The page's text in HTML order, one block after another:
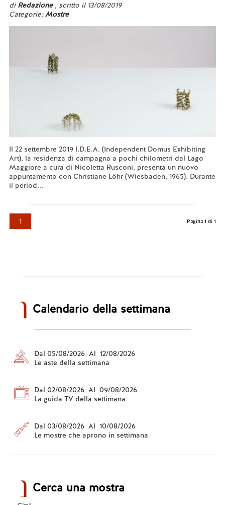
di Redazione , scritto il 13/08/2019
Categorie:Mostre
Il 22 settembre 2019 I.D.E.A. (Independent Domus Exhibiting
Art), la residenza di campagna a pochi chilometri dal Lago
Maggiore a cura di Nicoletta Rusconi, presenta un nuovo
appuntamento con Christiane Löhr (Wiesbaden, 1965). Durante
il period...
1 Pagina 1 di 1
Calendario della settimana
Dal 05/08/2026 Al 12/08/2026
Le aste della settimana
Dal 02/08/2026 Al 09/08/2026
La guida TV della settimana
Dal 03/08/2026 Al 10/08/2026
Le mostre che aprono in settimana
Cerca una mostra